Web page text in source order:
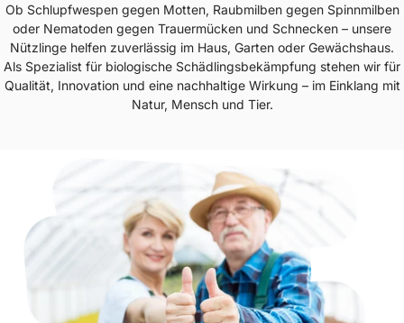
Ob Schlupfwespen gegen Motten, Raubmilben gegen Spinnmilben
oder Nematoden gegen Trauermücken und Schnecken – unsere
Nützlinge helfen zuverlässig im Haus, Garten oder Gewächshaus.
Als Spezialist für biologische Schädlingsbekämpfung stehen wir für
Qualität, Innovation und eine nachhaltige Wirkung – im Einklang mit
Natur, Mensch und Tier.